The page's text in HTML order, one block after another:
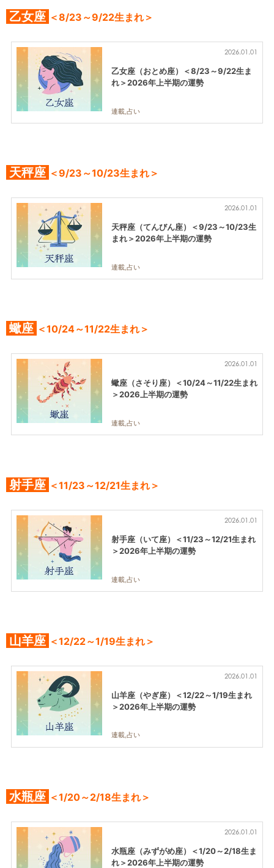
乙女座 ＜8/23～9/22生まれ＞
2026.01.01
乙女座（おとめ座）＜8/23～9/22生ま
れ＞2026年上半期の運勢
連載,占い
天秤座 ＜9/23～10/23生まれ＞
2026.01.01
天秤座（てんびん座）＜9/23～10/23生
まれ＞2026年上半期の運勢
連載,占い
蠍座 ＜10/24～11/22生まれ＞
2026.01.01
蠍座（さそり座）＜10/24～11/22生まれ
＞2026上半期の運勢
連載,占い
射手座 ＜11/23～12/21生まれ＞
2026.01.01
射手座（いて座）＜11/23～12/21生まれ
＞2026年上半期の運勢
連載,占い
山羊座 ＜12/22～1/19生まれ＞
2026.01.01
山羊座（やぎ座）＜12/22～1/19生まれ
＞2026年上半期の運勢
連載,占い
水瓶座 ＜1/20～2/18生まれ＞
2026.01.01
水瓶座（みずがめ座）＜1/20～2/18生ま
れ＞2026年上半期の運勢